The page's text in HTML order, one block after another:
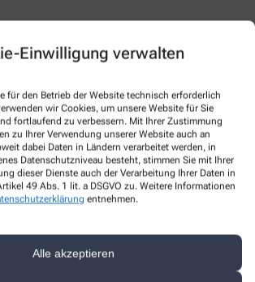
Einwilligung verwalten
für den Betrieb der Website technisch erforderlich
wir Cookies, um unsere Website für Sie
fortlaufend zu verbessern. Mit Ihrer Zustimmung
zu Ihrer Verwendung unserer Website auch an
dabei Daten in Ländern verarbeitet werden, in
Datenschutzniveau besteht, stimmen Sie mit Ihrer
dieser Dienste auch der Verarbeitung Ihrer Daten in
49 Abs. 1 lit. a DSGVO zu. Weitere Informationen
entnehmen.
Alle akzeptieren
Index)